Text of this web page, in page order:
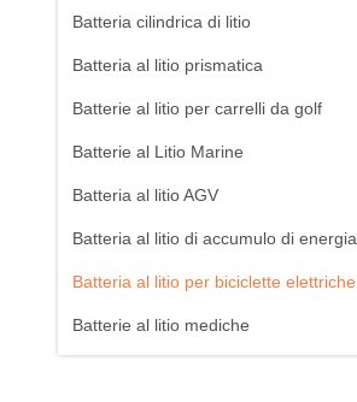
Batteria cilindrica di litio
Batteria al litio prismatica
Batterie al litio per carrelli da golf
Batterie al Litio Marine
Batteria al litio AGV
Batteria al litio di accumulo di energia
Batteria al litio per biciclette elettriche
Batterie al litio mediche